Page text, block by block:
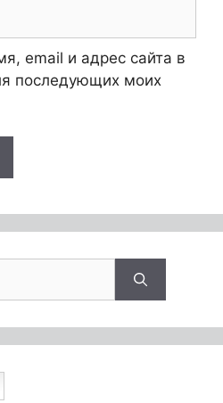
email и адрес сайта в
последующих моих